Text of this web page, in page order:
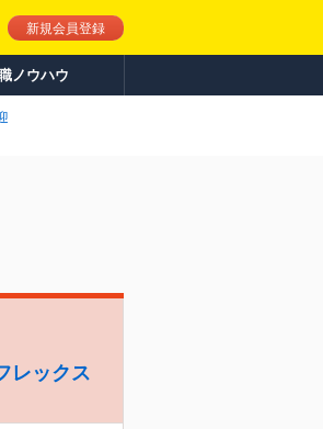
新規会員登録
ノウハウ
レックス